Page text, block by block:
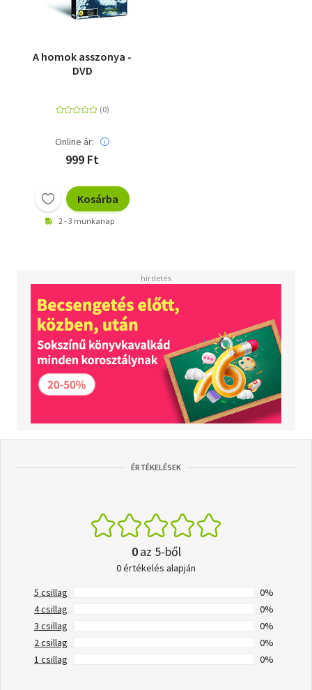
A homok asszonya -
DVD
Online ár:
999 Ft
Kosárba
2 - 3 munkanap
ÉRTÉKELÉSEK
0az 5-ből
0 értékelés alapján
5 csillag
0%
4 csillag
0%
3 csillag
0%
2 csillag
0%
1 csillag
0%